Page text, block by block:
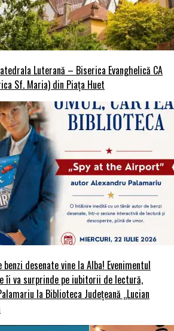
Luterană – Biserica Evanghelică CA
Sf. Maria) din Piaţa Huet
benzi desenate vine la Alba! Evenimentul
îi va surprinde pe iubitorii de lectură,
la Biblioteca Județeană „Lucian